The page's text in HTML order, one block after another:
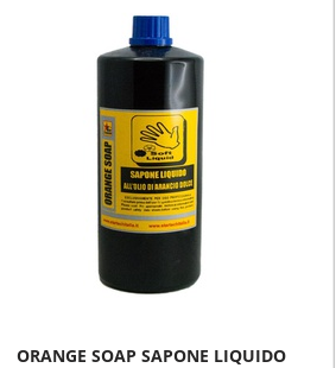
ORANGE SOAP SAPONE LIQUIDO